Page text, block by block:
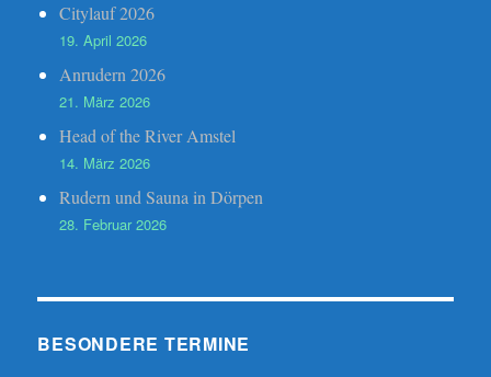
Citylauf 2026
19. April 2026
Anrudern 2026
21. März 2026
Head of the River Amstel
14. März 2026
Rudern und Sauna in Dörpen
28. Februar 2026
BESONDERE TERMINE